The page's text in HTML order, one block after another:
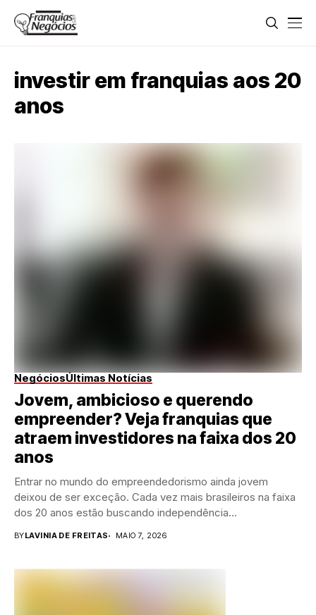
investir em franquias aos 20
anos
NegóciosÚltimas Notícias
Jovem, ambicioso e querendo
empreender? Veja franquias que
atraem investidores na faixa dos 20
anos
Entrar no mundo do empreendedorismo ainda jovem
deixou de ser exceção. Cada vez mais brasileiros na faixa
dos 20 anos estão buscando independência...
BYLAVINIA DE FREITAS MAIO 7, 2026